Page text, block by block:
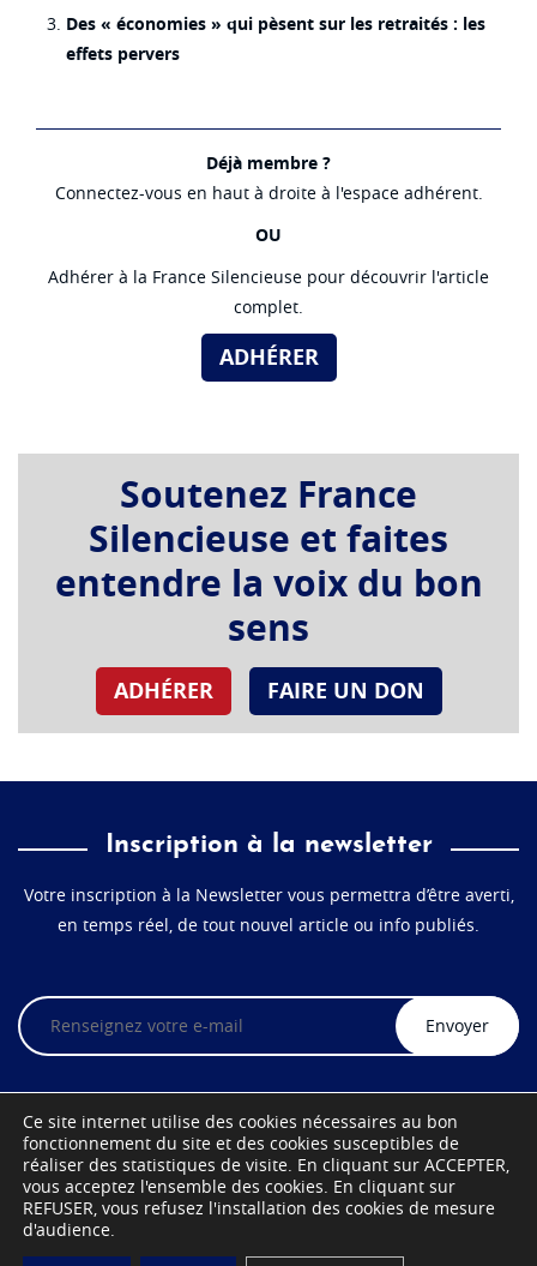
Des « économies » qui pèsent sur les retraités : les
effets pervers
Déjà membre ?
Connectez-vous en haut à droite à l'espace adhérent.
OU
Adhérer à la France Silencieuse pour découvrir l'article
complet.
ADHÉRER
Soutenez France
Silencieuse et faites
entendre la voix du bon
sens
ADHÉRER FAIRE UN DON
Inscription à la newsletter
Votre inscription à la Newsletter vous permettra d’être averti,
en temps réel, de tout nouvel article ou info publiés.
Veuillez
laisser
ce
Ce site internet utilise des cookies nécessaires au bon
fonctionnement du site et des cookies susceptibles de
réaliser des statistiques de visite. En cliquant sur ACCEPTER,
vous acceptez l'ensemble des cookies. En cliquant sur
REFUSER, vous refusez l'installation des cookies de mesure
d'audience.